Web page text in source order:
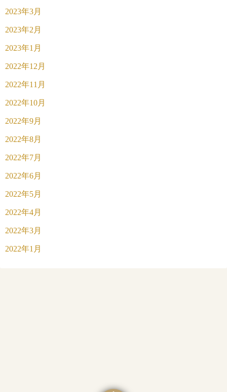
2023年3月
2023年2月
2023年1月
2022年12月
2022年11月
2022年10月
2022年9月
2022年8月
2022年7月
2022年6月
2022年5月
2022年4月
2022年3月
2022年1月